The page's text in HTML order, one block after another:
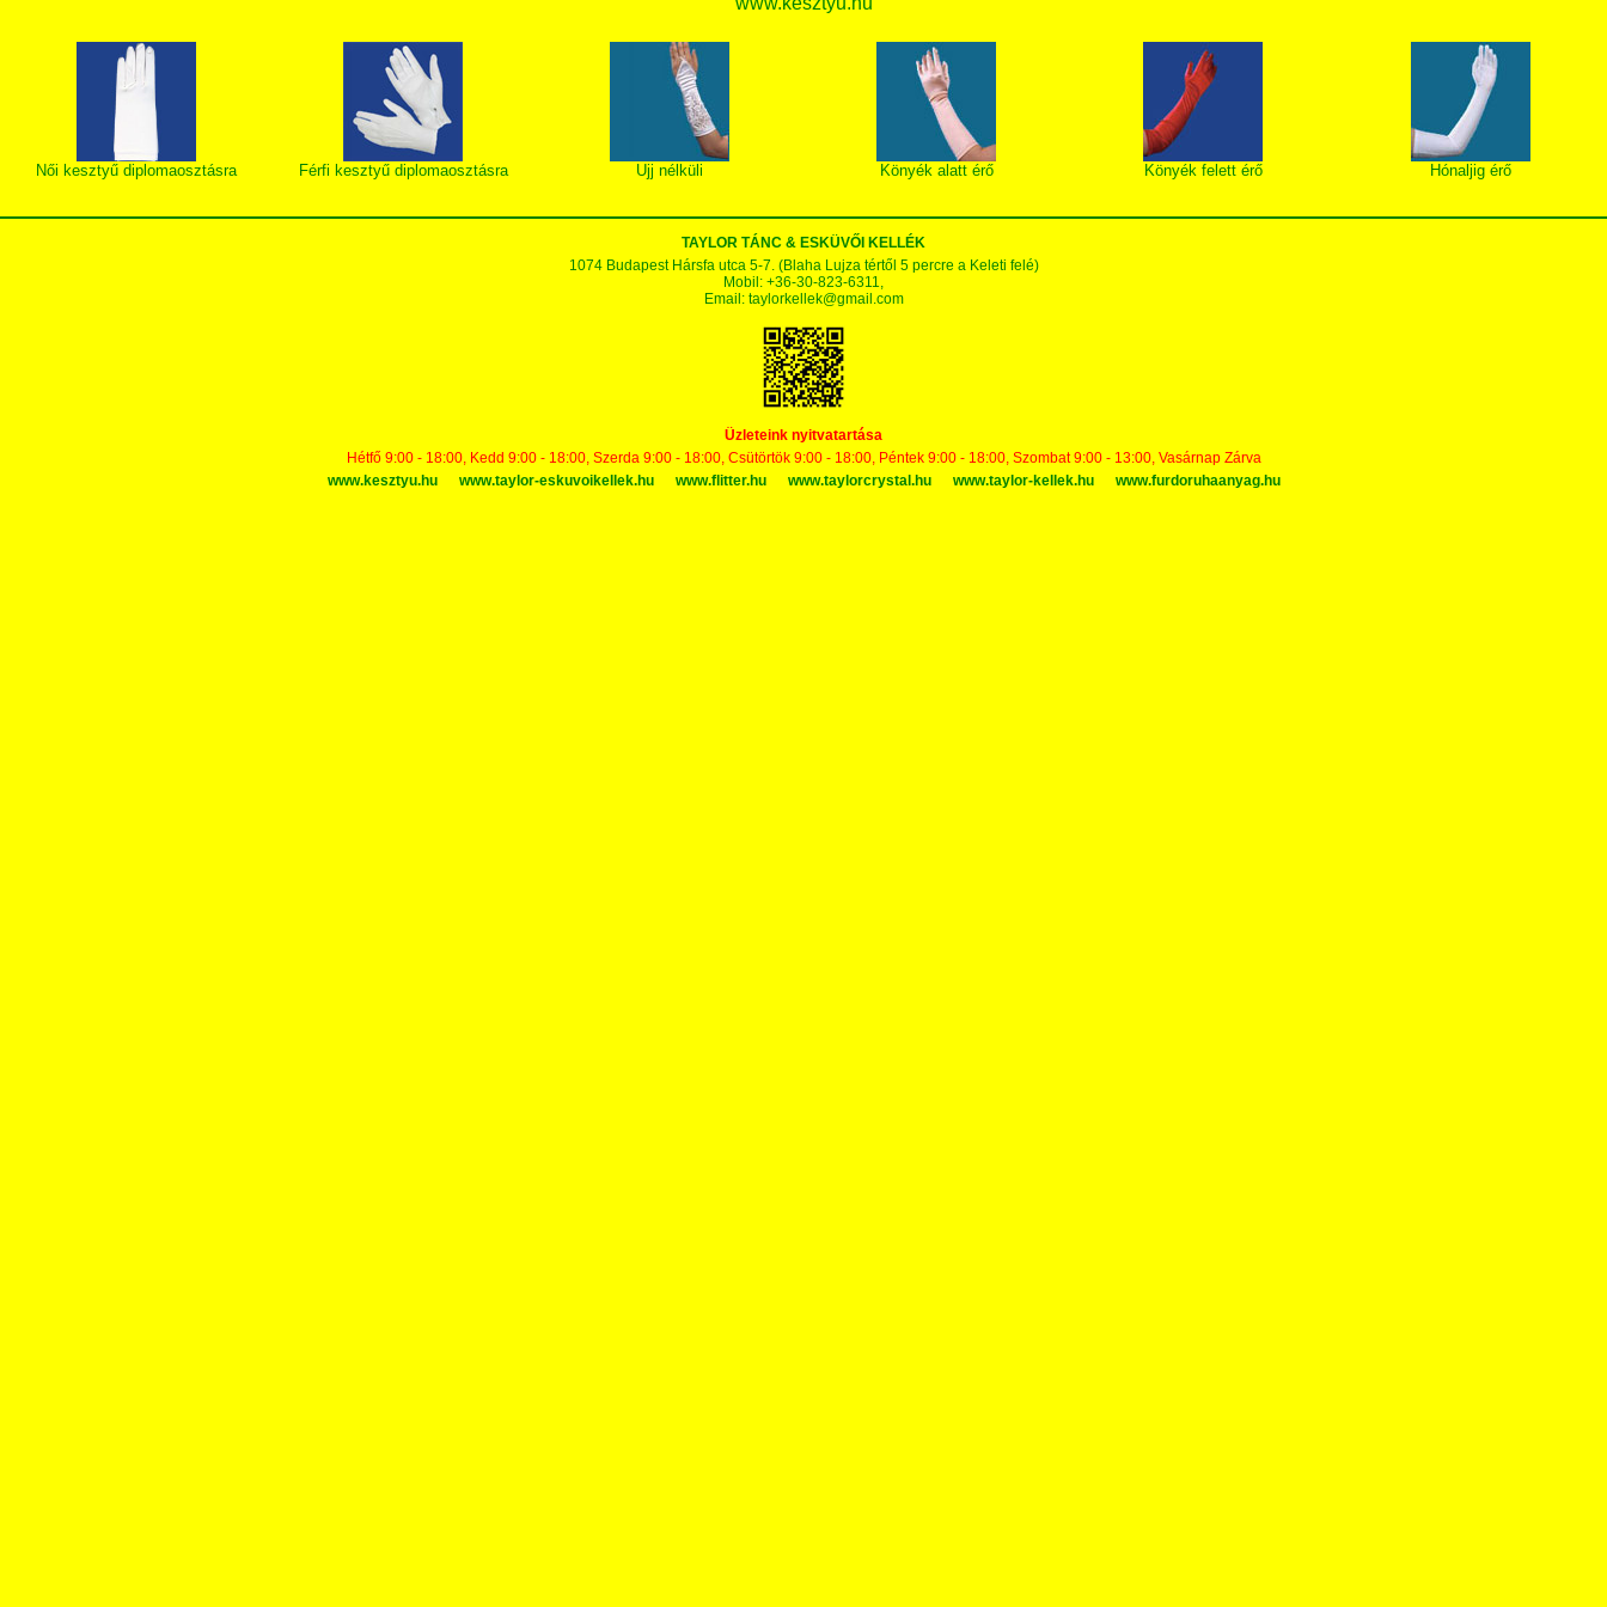
Női kesztyű diplomaosztásra Férfi kesztyű diplomaosztásra Ujj nélküli Könyék alatt érő Könyék felett érő Hónaljig érő
TAYLOR TÁNC & ESKÜVŐI KELLÉK
1074 Budapest Hársfa utca 5-7. (Blaha Lujza tértől 5 percre a Keleti felé)
Mobil: +36-30-823-6311,
Email: taylorkellek@gmail.com
Üzleteink nyitvatartása
Hétfő 9:00 - 18:00, Kedd 9:00 - 18:00, Szerda 9:00 - 18:00, Csütörtök 9:00 - 18:00, Péntek 9:00 - 18:00, Szombat 9:00 - 13:00, Vasárnap Zárva
www.kesztyu.hu
www.taylor-eskuvoikellek.hu www.flitter.hu www.taylorcrystal.hu www.taylor-kellek.hu www.furdoruhaanyag.hu